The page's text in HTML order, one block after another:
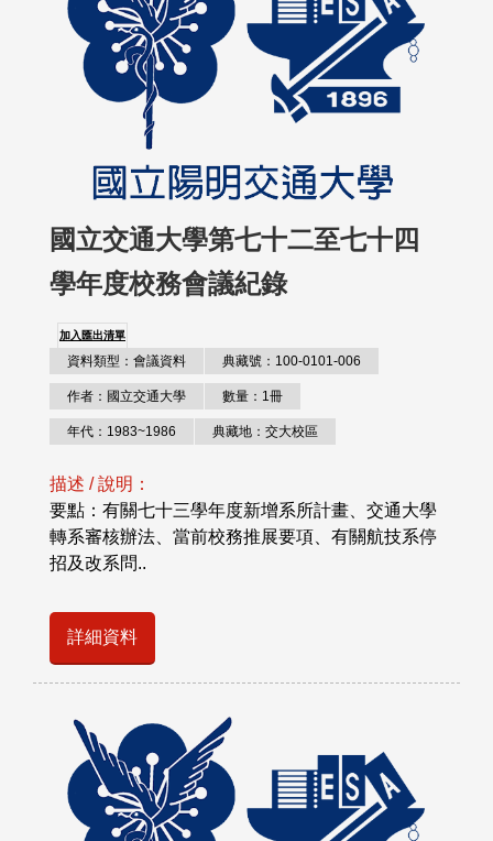
國立交通大學第七十二至七十四
學年度校務會議紀錄
加入匯出清單
資料類型：會議資料 典藏號：100-0101-006
作者：國立交通大學 數量：1冊
年代：1983~1986 典藏地：交大校區
描述 / 說明：
要點：有關七十三學年度新增系所計畫、交通大學
轉系審核辦法、當前校務推展要項、有關航技系停
招及改系問..
詳細資料